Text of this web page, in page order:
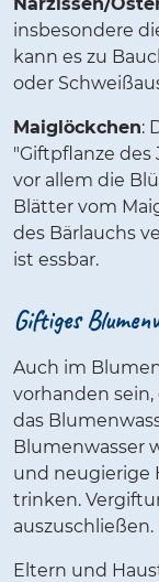
Narzissen/
insbesondere
kann es zu
oder
Maiglöckchen:
"Giftpflanze des
vor allem die
Blätter vom
des Bärlauchs
ist essbar.
Giftiges
Auch im
vorhanden
das
Blumenwasser
und neugierige
trinken.
auszuschließen.
Eltern und